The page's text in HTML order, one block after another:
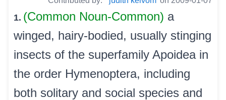
1. (Common Noun-Common) a
winged, hairy-bodied, usually stinging
insects of the superfamily Apoidea in
the order Hymenoptera, including
both solitary and social species and